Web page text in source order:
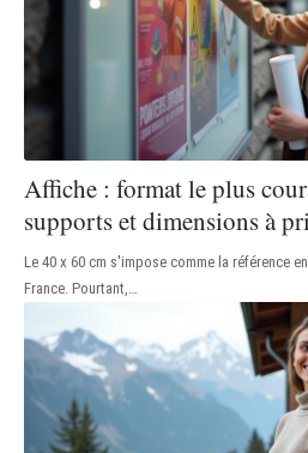
Affiche : format le plus
supports et dimensions à
Le 40 x 60 cm s'impose comme la référence
France. Pourtant,…